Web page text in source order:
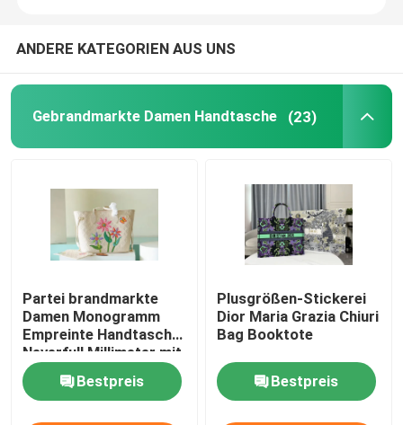
Mini Designer Purses
Preloved brannte Tasche ein
ANDERE KATEGORIEN AUS UNS
Gebrandmarkte Damen Handtasche (23)
Partei brandmarkte
Damen Monogramm
Empreinte Handtasche
Neverfull Millimeter mit
Blumen-Marketerie
Bestpreis
Plusgrößen-Stickerei
Dior Maria Grazia Chiuri
Bag Booktote
Bestpreis